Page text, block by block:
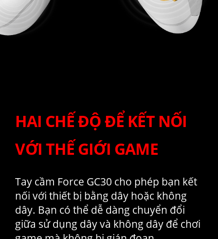
HAI CHẾ ĐỘ ĐỂ KẾT NỐI
VỚI THẾ GIỚI GAME
Tay cầm Force GC30 cho phép bạn kết
nối với thiết bị bằng dây hoặc không
dây. Bạn có thể dễ dàng chuyển đổi
giữa sử dụng dây và không dây để chơi